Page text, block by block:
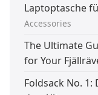
Laptoptasche
Accessories
The Ultimate
for Your
Foldsack No.